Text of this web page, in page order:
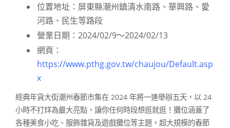
位置地址：屏東縣潮州鎮清水南路、華興路、愛
河路、民生等路段
營業日期：2024/02/9～2024/02/13
網頁：
https://www.pthg.gov.tw/chaujou/Default.asp
x
經典年貨大街潮州春節市集在 2024 年將一連舉辦五天，以 24
小時不打烊為最大亮點，讓你任何時段想逛就逛！攤位涵蓋了
各種美食小吃、服飾雜貨及遊戲攤位等主題，超大規模的春節